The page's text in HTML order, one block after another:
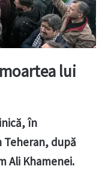
lui
în
Teheran, după
Ali Khamenei.